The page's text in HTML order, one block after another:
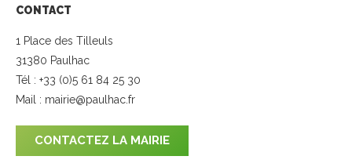
CONTACT
1 Place des Tilleuls
31380 Paulhac
Tél : +33 (0)5 61 84 25 30
Mail : mairie@paulhac.fr
CONTACTEZ LA MAIRIE